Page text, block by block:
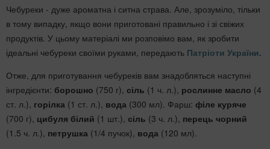
Чебуреки - дуже ароматна і ситна страва. Але, зрозуміло, тільки
в тому випадку, якщо вони приготовані правильно і зі свіжих
продуктів. У цьому матеріалі ми розповімо вам, як зробити
ідеальні чебуреки своїми руками, передають Патріоти України.
Отже, для приготування чебуреків вам знадобляться наступні
інгредієнти: борошно (750 г), сіль (1 ч. л.), рослинне масло (4
ст. л.), горілка (1 ст. л.), вода (300 мл). Фарш: філе куряче
(700 г), цибуля білий (1 шт.), сіль (3 ч. л.), перець чорний
(1.5 ч. л.), петрушка (1/4 пучок), вода (120 мл).